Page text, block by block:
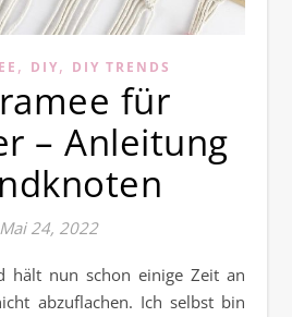
, DIY, DIY TRENDS
für
– Anleitung
Mai 24, 2022
abzuflachen. Ich selbst bin